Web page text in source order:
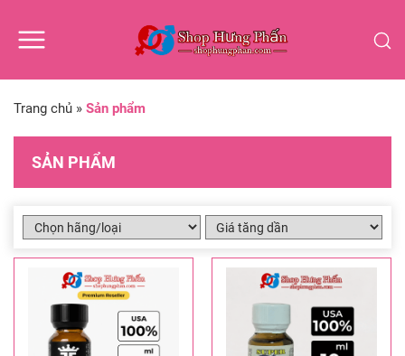
Trang chủ » Sản phẩm
SẢN PHẨM